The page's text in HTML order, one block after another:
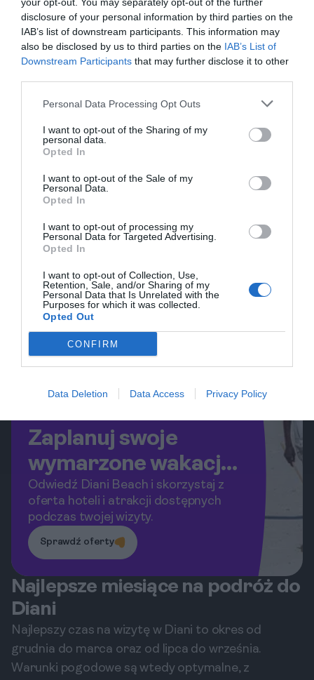
disclosure of your personal information by third parties on the
IAB’s list of downstream participants. This information may
also be disclosed by us to third parties on the IAB’s List of
Downstream Participants that may further disclose it to other
Personal Data Processing Opt Outs
I want to opt-out of the Sharing of my
personal data.
Opted In
I want to opt-out of the Sale of my
Personal Data.
Opted In
I want to opt-out of processing my
Personal Data for Targeted Advertising.
Opted In
I want to opt-out of Collection, Use,
Retention, Sale, and/or Sharing of my
Personal Data that Is Unrelated with the
Purposes for which it was collected.
Opted Out
CONFIRM
Data Deletion Data Access Privacy Policy
Conservation walczy o przetrwanie
tych niezwykłych naczelnych. Dowiedz
się, jak możesz je bezpiecznie
obserwować i wesprzeć ich ochronę.
przewodnik po najlepszych
miejscach do nurkowania i
snorkelingu
Odkryj sekrety Oceanu Indyjskiego u
wybrzeży Kenii. Ten szczegółowy
przewodnik zabierze Cię w podróż po
podpowiadając, jak zorganizować
wycieczkę, co zobaczysz pod wodą i
jak przygotować się na niezapomnianą
1 11.03.2026 •10 min
w Kenii
Diani Beach to prawdopodobnie
swoich idealnych warunków do
najważniejsze informacje, które
wyjazd na kitesurfing w Kenii.
Zaplanuj swoje
wymarzone wakacje
już dziś!
Odwiedź Diani Beach i skorzystaj z
oferta hoteli i atrakcji dostępnych
podczas twojej wizyty.
Sprawdź oferty
Najlepsze miesiące na podróż do
Diani
Najlepszy czas na wizytę w Diani to okres od
grudnia do marca oraz od lipca do września.
Warunki pogodowe są wtedy optymalne, z